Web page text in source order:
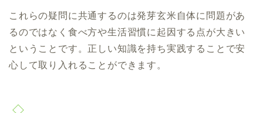
これらの疑問に共通するのは発芽玄米自体に問題があ
るのではなく食べ方や生活習慣に起因する点が大きい
ということです。正しい知識を持ち実践することで安
心して取り入れることができます。